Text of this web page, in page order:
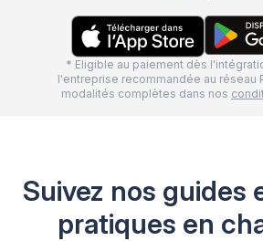
* Eligible au paiement dès
l'entreprise recommandée au réseau
modalités complètes dans nos
Suivez nos guides
pratiques en